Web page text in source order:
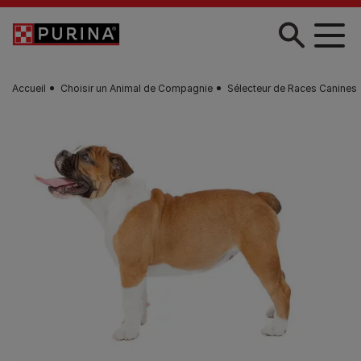
Skip to main content
Accueil Choisir un Animal de Compagnie Sélecteur de Races Canines